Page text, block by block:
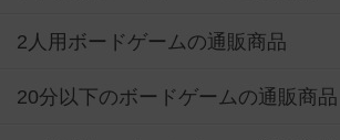
2人用ボードゲームの通販商品
20分以下のボードゲームの通販商品